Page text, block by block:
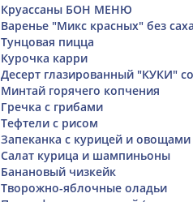
Круассаны БОН МЕНЮ
Варенье "Микс красных" без
Тунцовая пицца
Курочка карри
Десерт глазированный "КУКИ"
Минтай горячего копчения
Гречка с грибами
Тефтели с рисом
Запеканка с курицей и овощами
Салат курица и шампиньоны
Банановый чизкейк
Творожно-яблочные оладьи